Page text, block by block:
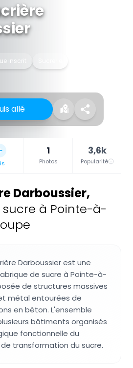
inscrit
allé
1
Photos
3,6k
Popularité
Darboussier,
sucre à Pointe-à-
Darboussier est une
de sucre à Pointe-à-
de structures massives
métal entourées de
en béton. L'ensemble
bâtiments organisés
fonctionnelle du
transformation du sucre.